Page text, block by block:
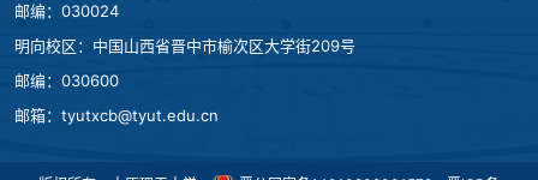
邮编：030024
明向校区：中国山西省晋中市榆次区大学街209号
邮编：030600
邮箱：tyutxcb@tyut.edu.cn